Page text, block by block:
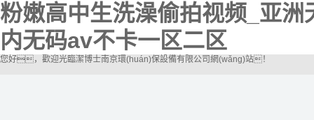
粉嫩高中生洗澡偷拍视频_亚
内无码av不卡一区二区
您好，歡迎光臨潔博士南京環(huán)保設備有限公司網(wǎng)站！